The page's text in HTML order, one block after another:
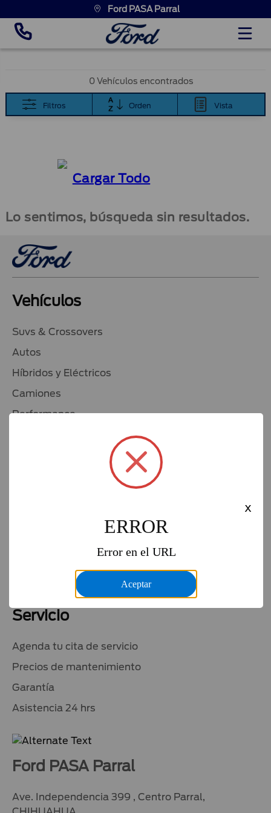
Ford PASA Parral
0 Vehículos encontrados
Filtros Orden Vista
Lo sentimos, búsqueda sin resultados.
Cargar Todo
Vehículos
Suvs & Crossovers
Autos
Híbridos y Eléctricos
Camiones
Performance
Compra un Ford
Financiamiento
Servicio
Agenda tu cita de servicio
Precios de mantenimiento
Garantía
Asistencia 24 hrs
Ford PASA Parral
Ave. Independencia 399 , Centro Parral,
x
ERROR
Error en el URL
Aceptar